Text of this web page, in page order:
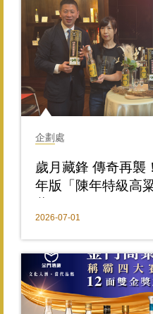
企劃處
歲月藏鋒 傳奇再襲
年版「陳年特級高
2026-07-01